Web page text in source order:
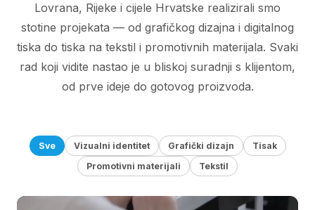
Lovrana, Rijeke i cijele Hrvatske realizirali smo
stotine projekata — od grafičkog dizajna i digitalnog
tiska do tiska na tekstil i promotivnih materijala. Svaki
rad koji vidite nastao je u bliskoj suradnji s klijentom,
od prve ideje do gotovog proizvoda.
Sve Vizualni identitet Grafički dizajn
Tisak
Promotivni materijali
Tekstil